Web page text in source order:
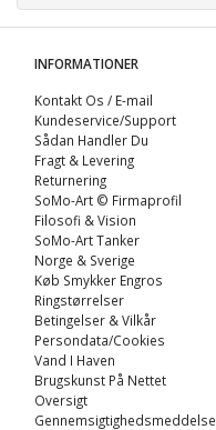
INFORMATIONER
Kontakt Os / E-mail
Kundeservice/Support
Sådan Handler Du
Fragt & Levering
Returnering
SoMo-Art © Firmaprofil
Filosofi & Vision
SoMo-Art Tanker
Norge & Sverige
Køb Smykker Engros
Ringstørrelser
Betingelser & Vilkår
Persondata/Cookies
Vand I Haven
Brugskunst På Nettet
Oversigt
Gennemsigtighedsmeddelse